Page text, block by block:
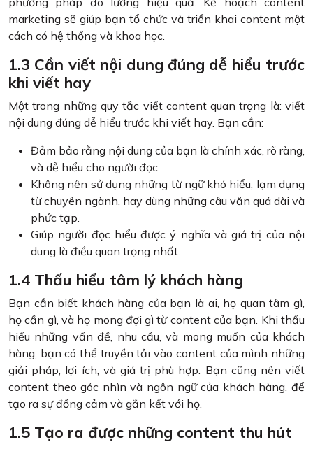
marketing sẽ giúp bạn tổ chức và triển khai content một
cách có hệ thống và khoa học.
1.3 Cần viết nội dung đúng dễ hiểu trước
khi viết hay
Một trong những quy tắc viết content quan trọng là: viết
nội dung đúng dễ hiểu trước khi viết hay. Bạn cần:
Đảm bảo rằng nội dung của bạn là chính xác, rõ ràng,
và dễ hiểu cho người đọc.
Không nên sử dụng những từ ngữ khó hiểu, lạm dụng
từ chuyên ngành, hay dùng những câu văn quá dài và
phức tạp.
Giúp người đọc hiểu được ý nghĩa và giá trị của nội
dung là điều quan trọng nhất.
1.4 Thấu hiểu tâm lý khách hàng
Bạn cần biết khách hàng của bạn là ai, họ quan tâm gì,
họ cần gì, và họ mong đợi gì từ content của bạn. Khi thấu
hiểu những vấn đề, nhu cầu, và mong muốn của khách
hàng, bạn có thể truyền tải vào content của mình những
giải pháp, lợi ích, và giá trị phù hợp. Bạn cũng nên viết
content theo góc nhìn và ngôn ngữ của khách hàng, để
tạo ra sự đồng cảm và gắn kết với họ.
1.5 Tạo ra được những content thu hút